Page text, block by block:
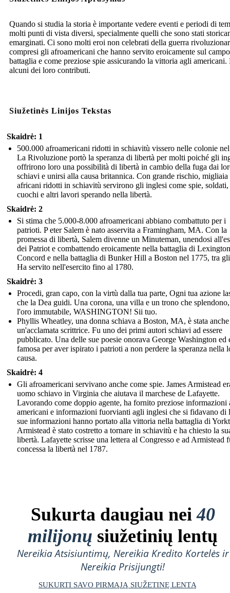
Quando si studia la storia è importante vedere eventi e periodi di
molti punti di vista diversi, specialmente quelli che sono stati
emarginati. Ci sono molti eroi non celebrati della guerra
compresi gli afroamericani che hanno servito eroicamente sul
battaglia e come preziose spie assicurando la vittoria agli americani.
alcuni dei loro contributi.
Siužetinės Linijos Tekstas
Skaidrė: 1
500.000 afroamericani ridotti in schiavitù vissero nelle colonie
La Rivoluzione portò la speranza di libertà per molti poiché gli
offrirono loro una possibilità di libertà in cambio della fuga dai
schiavi e unirsi alla causa britannica. Con grande rischio, migliaia
africani ridotti in schiavitù servirono gli inglesi come spie, soldati,
cuochi e altri lavori sperando nella libertà.
Skaidrė: 2
Si stima che 5.000-8.000 afroamericani abbiano combattuto per i
patrioti. P eter Salem è nato asservita a Framingham, MA. Con la
promessa di libertà, Salem divenne un Minuteman, unendosi
dei Patriot e combattendo eroicamente nella battaglia di
Concord e nella battaglia di Bunker Hill a Boston nel 1775, tra
Ha servito nell'esercito fino al 1780.
Skaidrė: 3
Procedi, gran capo, con la virtù dalla tua parte, Ogni tua azione
che la Dea guidi. Una corona, una villa e un trono che
l'oro immutabile, WASHINGTON! Sii tuo.
Phyllis Wheatley, una donna schiava a Boston, MA, è stata anche
un'acclamata scrittrice. Fu uno dei primi autori schiavi ad essere
pubblicato. Una delle sue poesie onorava George Washington ed
famosa per aver ispirato i patrioti a non perdere la speranza nella
causa.
Skaidrė: 4
Gli afroamericani servivano anche come spie. James Armistead
uomo schiavo in Virginia che aiutava il marchese de Lafayette.
Lavorando come doppio agente, ha fornito preziose informazioni
americani e informazioni fuorvianti agli inglesi che si fidavano di
sue informazioni hanno portato alla vittoria nella battaglia di
Armistead è stato costretto a tornare in schiavitù e ha chiesto la
libertà. Lafayette scrisse una lettera al Congresso e ad Armistead
concessa la libertà nel 1787.
Sukurta daugiau nei40
milijonų siužetinių lentų
Nereikia Atsisiuntimų, Nereikia Kredito Kortelės ir
Nereikia Prisijungti!
SUKURTI SAVO PIRMĄJĄ SIUŽETINĘ LENTĄ